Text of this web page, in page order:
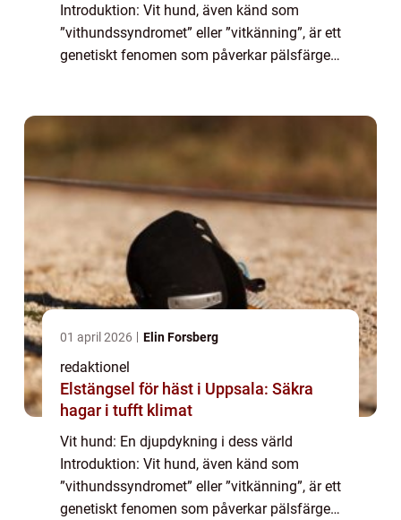
Introduktion: Vit hund, även känd som
”vithundssyndromet” eller ”vitkänning”, är ett
genetiskt fenomen som påverkar pälsfärgen
01 april 2026 Elin Forsberg
redaktionel
Elstängsel för häst i Uppsala: Säkra
hagar i tufft klimat
Vit hund: En djupdykning i dess värld
Introduktion: Vit hund, även känd som
”vithundssyndromet” eller ”vitkänning”, är ett
genetiskt fenomen som påverkar pälsfärgen